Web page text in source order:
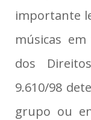
importante
músicas
dos
9.610/98
grupo ou